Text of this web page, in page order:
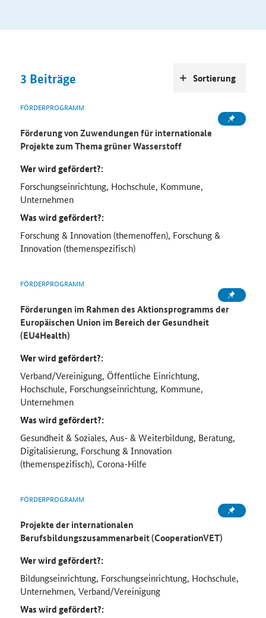
3 Beiträge
FÖRDERPROGRAMM
Förderung von Zuwendungen für internationale
Projekte zum Thema grüner Wasserstoff
Wer wird gefördert?:
Forschungseinrichtung, Hochschule, Kommune,
Unternehmen
Was wird gefördert?:
Forschung & Innovation (themenoffen), Forschung &
Innovation (themenspezifisch)
FÖRDERPROGRAMM
Förderungen im Rahmen des Aktionsprogramms der
Europäischen Union im Bereich der Gesundheit
(EU4Health)
Wer wird gefördert?:
Verband/Vereinigung, Öffentliche Einrichtung,
Hochschule, Forschungseinrichtung, Kommune,
Unternehmen
Was wird gefördert?:
Gesundheit & Soziales, Aus- & Weiterbildung, Beratung,
Digitalisierung, Forschung & Innovation
(themenspezifisch), Corona-Hilfe
FÖRDERPROGRAMM
Projekte der internationalen
Berufsbildungszusammenarbeit (CooperationVET)
Wer wird gefördert?:
Bildungseinrichtung, Forschungseinrichtung, Hochschule,
Unternehmen, Verband/Vereinigung
Was wird gefördert?:
Sortierung